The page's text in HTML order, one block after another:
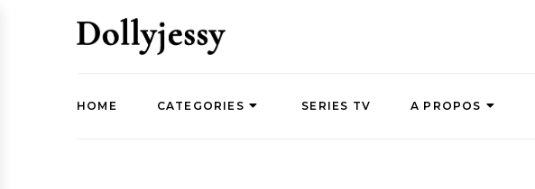
HOME CATEGORIES SERIES TV A PROPOS